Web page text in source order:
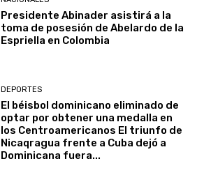
Presidente Abinader asistirá a la
toma de posesión de Abelardo de la
Espriella en Colombia
DEPORTES
El béisbol dominicano eliminado de
optar por obtener una medalla en
los Centroamericanos El triunfo de
Nicaqragua frente a Cuba dejó a
Dominicana fuera...